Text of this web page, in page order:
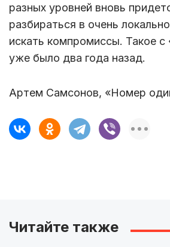
разных уровней вновь
разбираться в очень
искать компромиссы. Такое
уже было два года назад.
Артем Самсонов, «Номер
Читайте также